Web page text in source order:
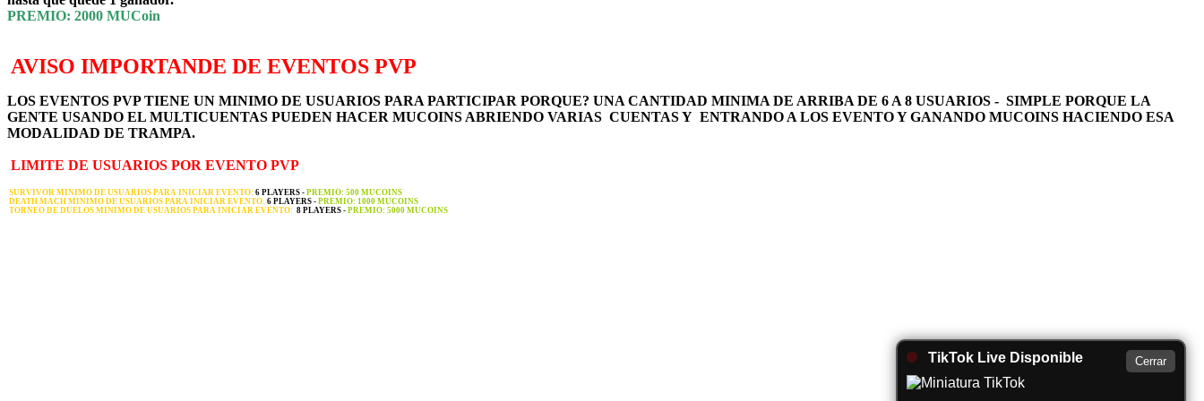
PREMIO: 2000 MUCoin
AVISO IMPORTANDE DE EVENTOS PVP
LOS EVENTOS PVP TIENE UN MINIMO DE USUARIOS PARA PARTICIPAR PORQUE? UNA CANTIDAD MINIMA DE ARRIBA DE 6 A 8 USUARIOS - SIMPLE PORQUE LA
GENTE USANDO EL MULTICUENTAS PUEDEN HACER MUCOINS ABRIENDO VARIAS CUENTAS Y ENTRANDO A LOS EVENTO Y GANANDO MUCOINS HACIENDO ESA
MODALIDAD DE TRAMPA.
LIMITE DE USUARIOS POR EVENTO PVP
SURVIVOR MINIMO DE USUARIOS PARA INICIAR EVENTO: 6 PLAYERS - PREMIO: 500 MUCOINS
DEATH MACH MINIMO DE USUARIOS PARA INICIAR EVENTO: 6 PLAYERS - PREMIO: 1000 MUCOINS
TORNEO DE DUELOS MINIMO DE USUARIOS PARA INICIAR EVENTO: 8 PLAYERS - PREMIO: 5000 MUCOINS
Cerrar
TikTok Live Disponible